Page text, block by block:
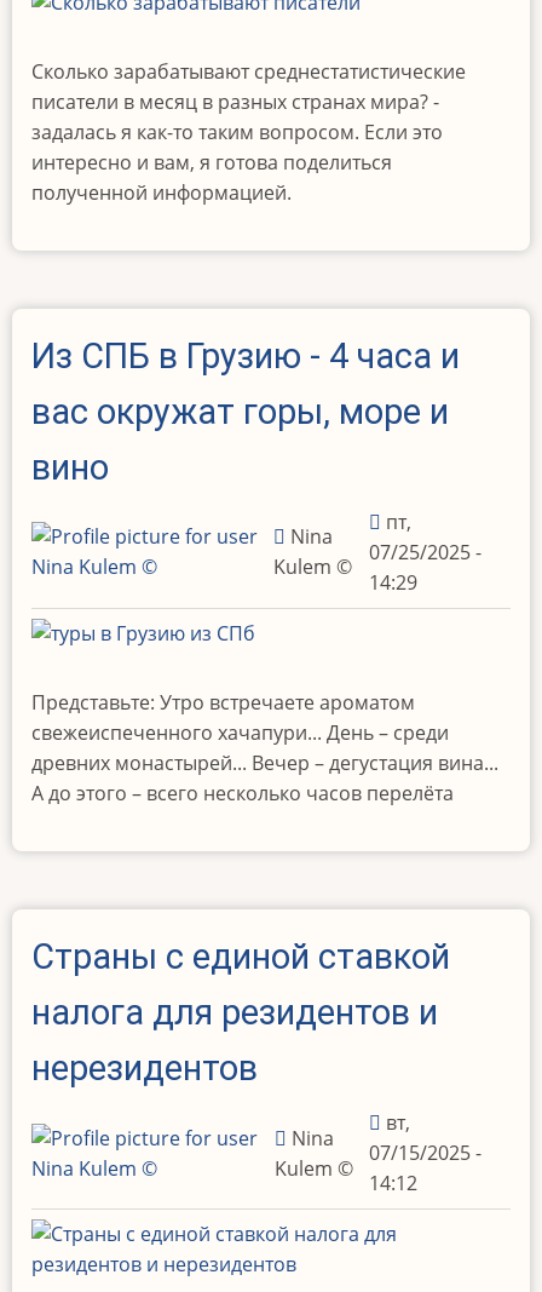
Сколько зарабатывают среднестатистические
писатели в месяц в разных странах мира? -
задалась я как-то таким вопросом. Если это
интересно и вам, я готова поделиться
полученной информацией.
Из СПБ в Грузию - 4 часа и
вас окружат горы, море и
вино
Nina
Kulem ©️
пт,
07/25/2025 -
14:29
Представьте: Утро встречаете ароматом
свежеиспеченного хачапури... День – среди
древних монастырей... Вечер – дегустация вина...
А до этого – всего несколько часов перелёта
Страны с единой ставкой
налога для резидентов и
нерезидентов
Nina
Kulem ©️
вт,
07/15/2025 -
14:12